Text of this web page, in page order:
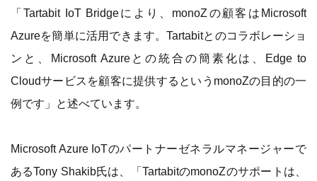
「Tartabit IoT Bridgeにより、monoZの顧客はMicrosoft
Azureを簡単に活用できます。Tartabitとのコラボレーショ
ンと、Microsoft Azureとの統合の簡素化は、Edge to
Cloudサービスを顧客に提供するというmonoZの目的の一
例です」と述べています。
Microsoft Azure IoTのパートナーゼネラルマネージャーで
あるTony Shakib氏は、「TartabitのmonoZのサポートは、